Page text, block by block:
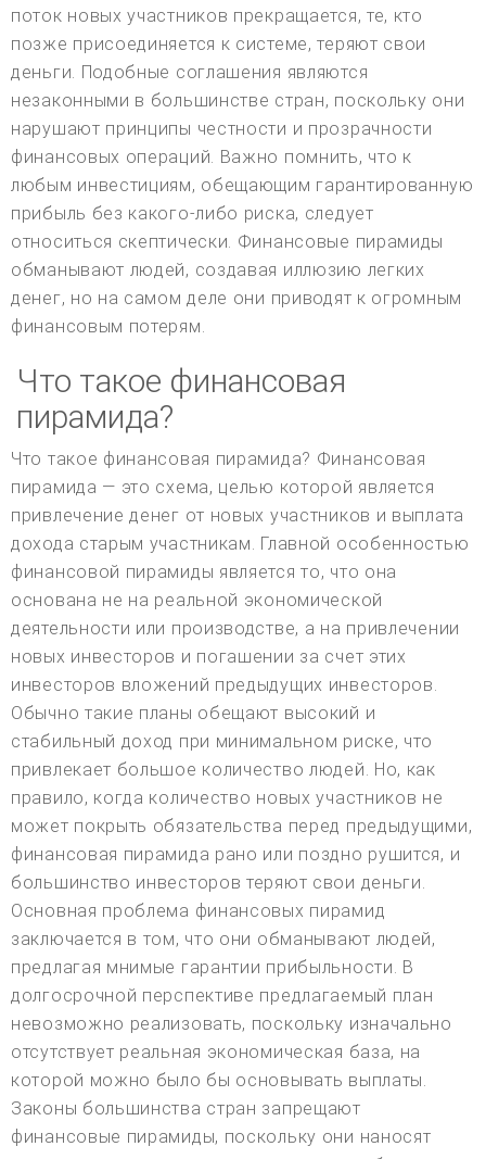
поток новых участников прекращается, те, кто
позже присоединяется к системе, теряют свои
деньги. Подобные соглашения являются
незаконными в большинстве стран, поскольку они
нарушают принципы честности и прозрачности
финансовых операций. Важно помнить, что к
любым инвестициям, обещающим гарантированную
прибыль без какого-либо риска, следует
относиться скептически. Финансовые пирамиды
обманывают людей, создавая иллюзию легких
денег, но на самом деле они приводят к огромным
финансовым потерям.
Что такое финансовая
пирамида?
Что такое финансовая пирамида? Финансовая
пирамида — это схема, целью которой является
привлечение денег от новых участников и выплата
дохода старым участникам. Главной особенностью
финансовой пирамиды является то, что она
основана не на реальной экономической
деятельности или производстве, а на привлечении
новых инвесторов и погашении за счет этих
инвесторов вложений предыдущих инвесторов.
Обычно такие планы обещают высокий и
стабильный доход при минимальном риске, что
привлекает большое количество людей. Но, как
правило, когда количество новых участников не
может покрыть обязательства перед предыдущими,
финансовая пирамида рано или поздно рушится, и
большинство инвесторов теряют свои деньги.
Основная проблема финансовых пирамид
заключается в том, что они обманывают людей,
предлагая мнимые гарантии прибыльности. В
долгосрочной перспективе предлагаемый план
невозможно реализовать, поскольку изначально
отсутствует реальная экономическая база, на
которой можно было бы основывать выплаты.
Законы большинства стран запрещают
финансовые пирамиды, поскольку они наносят